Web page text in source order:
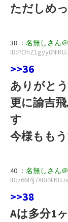
ただしめ
38 ： 名無しさん
>>36
ありがとう
更に諭吉
す
今様もも
40 ： 名無しさん
>>38
Aは多分1